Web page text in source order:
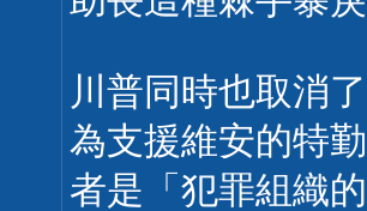
川普同時也取消
為支援維安的特
者是「犯罪組織